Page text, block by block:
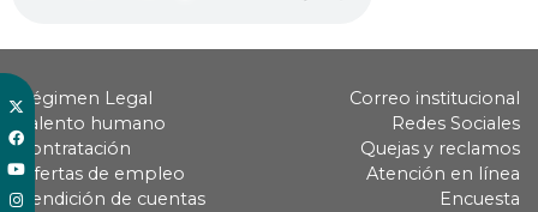
Régimen Legal
Talento humano
Contratación
Ofertas de empleo
Rendición de cuentas
Correo institucional
Redes Sociales
Quejas y reclamos
Atención en línea
Encuesta